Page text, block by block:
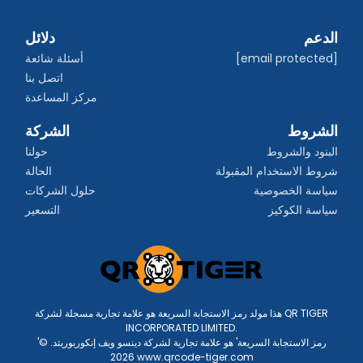
دلائل
أسئلة شائعة
اتصل بنا
مركز المساعدة
الدعم
[email protected]
الشركة
حولنا
الحالة
حلول الشركات
التسعير
الشروط
البنود والشروط
شروط الاستخدام المقبولة
سياسة الخصوصية
سياسة الكوكيز
هذا مولد رمز الاستجابة السريعة هو علامة تجارية مسجلة لشركة QR TIGER
INCORPORATED LIMITED.
'رمز الاستجابة السريعة' هو علامة تجارية لشركة دينسو ويف إنكوربوريتد. ©
2026 www.qrcode-tiger.com